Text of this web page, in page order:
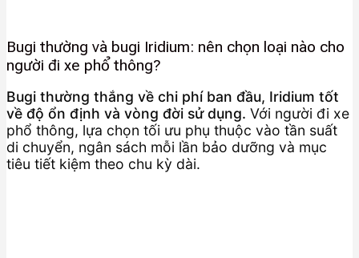
Bugi thường và bugi Iridium: nên chọn loại nào cho
người đi xe phổ thông?
Bugi thường thắng về chi phí ban đầu, Iridium tốt
về độ ổn định và vòng đời sử dụng. Với người đi xe
phổ thông, lựa chọn tối ưu phụ thuộc vào tần suất
di chuyển, ngân sách mỗi lần bảo dưỡng và mục
tiêu tiết kiệm theo chu kỳ dài.